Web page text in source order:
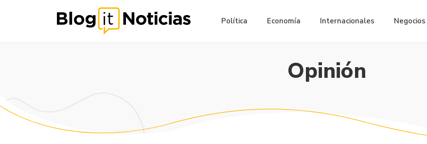
Política Economía Internacionales Negocios
Opinión